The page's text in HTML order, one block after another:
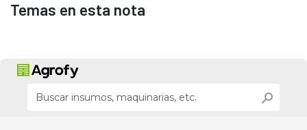
Temas en esta nota